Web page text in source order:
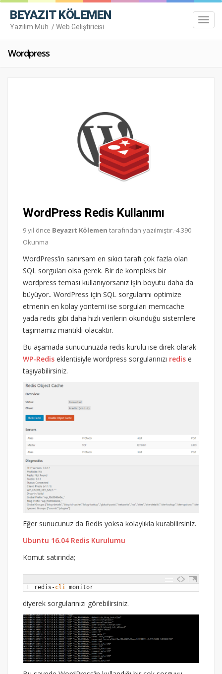
BEYAZIT KÖLEMEN
Yazılım Müh. / Web Geliştiricisi
Wordpress
WordPress Redis Kullanımı
9 yıl önce Beyazıt Kölemen tarafından yazılmıştır.-4.390
Okunma
WordPress’in sanırsam en sıkıcı tarafı çok fazla olan
SQL sorguları olsa gerek. Bir de kompleks bir
wordpress teması kullanıyorsanız işin boyutu daha da
büyüyor.. WordPress için SQL sorgularını optimize
etmenin en kolay yöntemi ise sorguları memcache
yada redis gibi daha hızlı verilerin okunduğu sistemlere
taşımamız mantıklı olacaktır.
Bu aşamada sunucunuzda redis kurulu ise direk olarak
WP-Redis eklentisiyle wordpress sorgularınızı redis e
taşıyabilirsiniz.
Eğer sunucunuz da Redis yoksa kolaylıkla kurabilirsiniz.
Ubuntu 16.04 Redis Kurulumu
Komut satırında;
1 redis -cli monitor
diyerek sorgularınızı görebilirsiniz.